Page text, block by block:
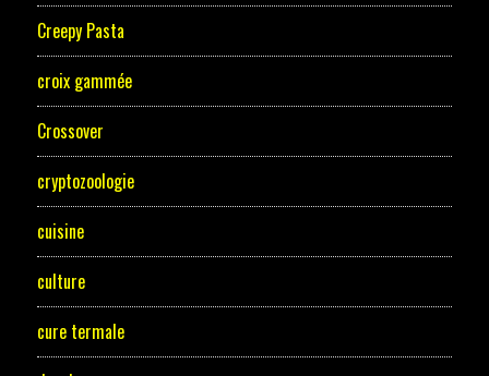
Creepy Pasta
croix gammée
Crossover
cryptozoologie
cuisine
culture
cure termale